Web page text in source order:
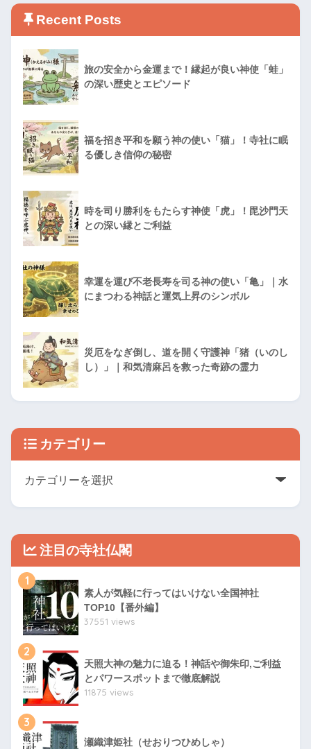
Recent Posts
旅の安全から金運まで！縁起が良い神使「蛙」
の深い歴史とエピソード
福を招き平和を願う神の使い「猫」！寺社に眠
る優しき信仰の秘密
時を司り勝利をもたらす神使「虎」！毘沙門天
との深い縁とご利益
幸運を運び不老長寿を司る神の使い「亀」｜水
にまつわる神話と運気上昇のシンボル
災厄をなぎ倒し、道を開く守護神「猪（いのし
し）」｜和気清麻呂を救った奇跡の霊力
カテゴリー
注目の寺社仏閣
1
素人が気軽に行ってはいけない全国神社
TOP10【番外編】
37551 views
2
天照大神の魅力に迫る！神話や御朱印,ご利益
とパワースポットまで徹底解説
11875 views
3
瀬織津姫社（せおりつひめしゃ）